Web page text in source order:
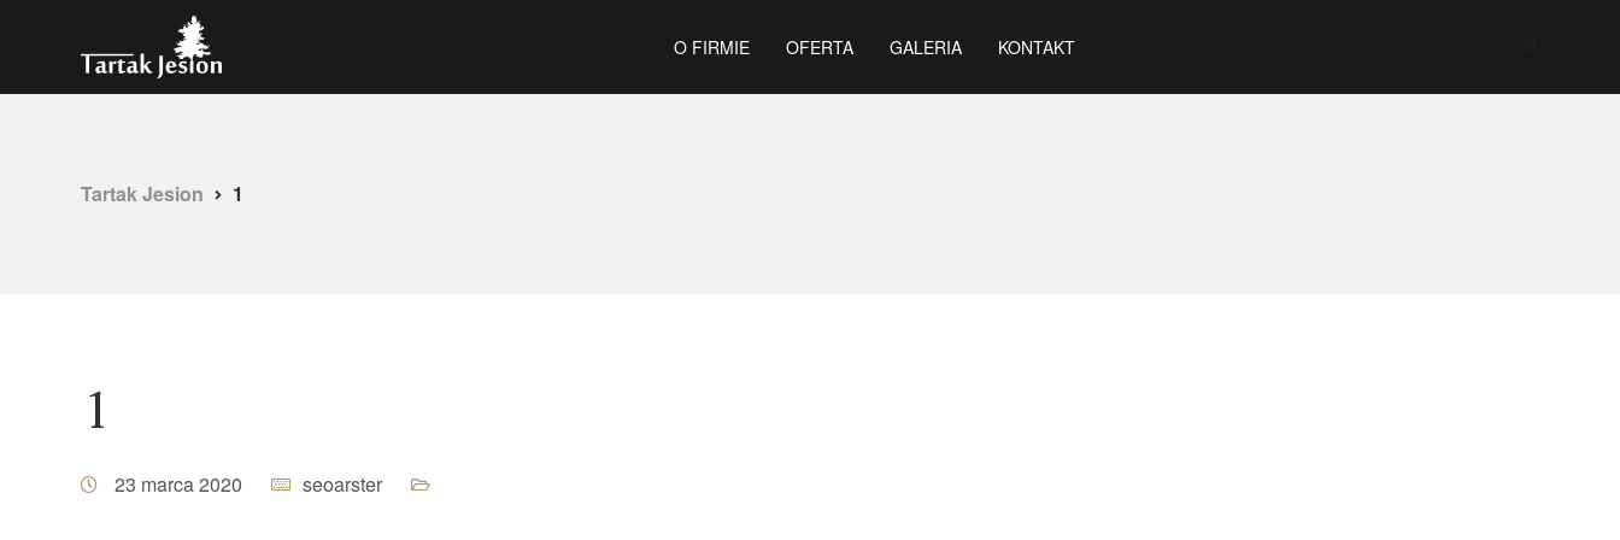
O FIRMIE OFERTA GALERIA KONTAKT
Tartak Jesion 1
1
23 marca 2020 seoarster